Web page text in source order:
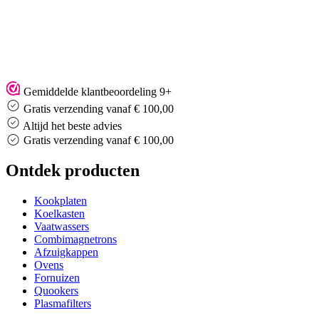
Gemiddelde klantbeoordeling 9+
Gratis verzending vanaf € 100,00
Altijd het beste advies
Gratis verzending vanaf € 100,00
Ontdek producten
Kookplaten
Koelkasten
Vaatwassers
Combimagnetrons
Afzuigkappen
Ovens
Fornuizen
Quookers
Plasmafilters